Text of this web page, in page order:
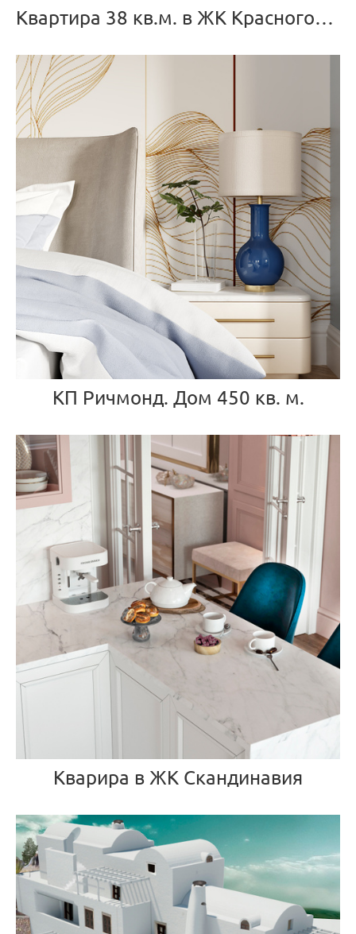
Квартира 38 кв.м. в ЖК Красногорский.
КП Ричмонд. Дом 450 кв. м.
Кварира в ЖК Скандинавия